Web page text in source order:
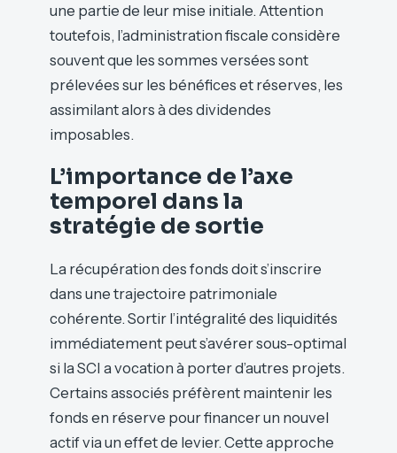
une partie de leur mise initiale. Attention
toutefois, l’administration fiscale considère
souvent que les sommes versées sont
prélevées sur les bénéfices et réserves, les
assimilant alors à des dividendes
imposables.
L’importance de l’axe
temporel dans la
stratégie de sortie
La récupération des fonds doit s’inscrire
dans une trajectoire patrimoniale
cohérente. Sortir l’intégralité des liquidités
immédiatement peut s’avérer sous-optimal
si la SCI a vocation à porter d’autres projets.
Certains associés préfèrent maintenir les
fonds en réserve pour financer un nouvel
actif via un effet de levier. Cette approche